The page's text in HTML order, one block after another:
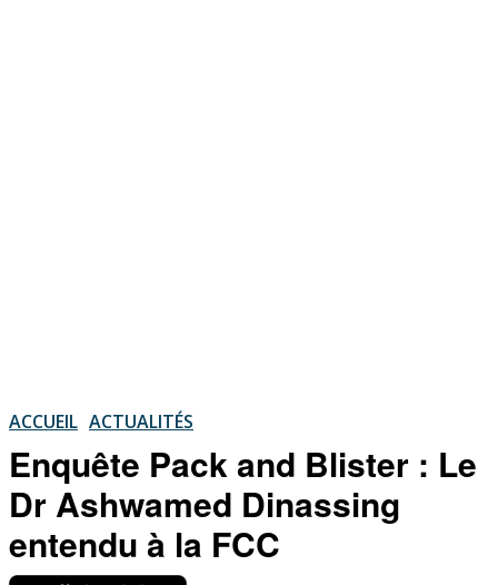
ACCUEIL ACTUALITÉS
Enquête Pack and Blister : Le
Dr Ashwamed Dinassing
entendu à la FCC